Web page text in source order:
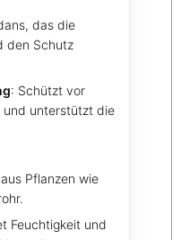
das die
den Schutz
: Schützt vor
und unterstützt die
Pflanzen wie
Feuchtigkeit und